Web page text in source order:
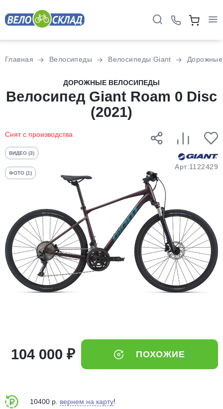
Главная Велосипеды Велосипеды Giant Дорожные
ДОРОЖНЫЕ ВЕЛОСИПЕДЫ
Велосипед Giant Roam 0 Disc
(2021)
Снят с производства
ВИДЕО (3)
ФОТО (1)
Арт:1122429
104 000 ₽ ПОХОЖИЕ
10400 р. вернем на карту!
Разбейте
оплатуна части
без переплат
График платежей
Добавляйте товары
в корзину
Оплачивайте сегодня только
25% картой любого банка
выбранный способом
75% будут